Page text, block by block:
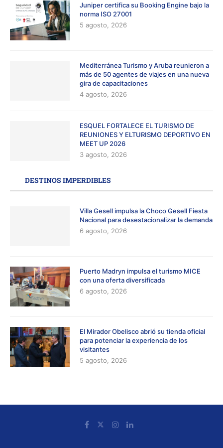
Juniper certifica su Booking Engine bajo la
norma ISO 27001
5 agosto, 2026
Mediterránea Turismo y Aruba reunieron a
más de 50 agentes de viajes en una nueva
gira de capacitaciones
4 agosto, 2026
ESQUEL FORTALECE EL TURISMO DE
REUNIONES Y ELTURISMO DEPORTIVO EN
MEET UP 2026
3 agosto, 2026
DESTINOS IMPERDIBLES
Villa Gesell impulsa la Choco Gesell Fiesta
Nacional para desestacionalizar la demanda
6 agosto, 2026
Puerto Madryn impulsa el turismo MICE
con una oferta diversificada
6 agosto, 2026
El Mirador Obelisco abrió su tienda oficial
para potenciar la experiencia de los
visitantes
5 agosto, 2026